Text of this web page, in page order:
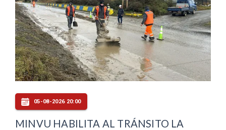
05-08-2026 20:00
MINVU HABILITA AL TRÁNSITO LA